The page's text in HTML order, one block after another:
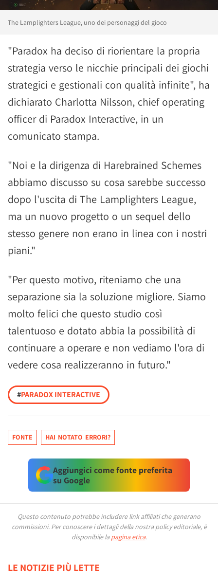
The Lamplighters League, uno dei personaggi del gioco
"Paradox ha deciso di riorientare la propria
strategia verso le nicchie principali dei giochi
strategici e gestionali con qualità infinite", ha
dichiarato Charlotta Nilsson, chief operating
officer di Paradox Interactive, in un
comunicato stampa.
"Noi e la dirigenza di Harebrained Schemes
abbiamo discusso su cosa sarebbe successo
dopo l'uscita di The Lamplighters League,
ma un nuovo progetto o un sequel dello
stesso genere non erano in linea con i nostri
piani."
"Per questo motivo, riteniamo che una
separazione sia la soluzione migliore. Siamo
molto felici che questo studio così
talentuoso e dotato abbia la possibilità di
continuare a operare e non vediamo l'ora di
vedere cosa realizzeranno in futuro."
#PARADOX INTERACTIVE
FONTE HAI NOTATO ERRORI?
Aggiungici come fonte preferita
su Google
Questo contenuto potrebbe includere link affiliati che generano
commissioni. Per conoscere i dettagli della nostra policy editoriale, è
disponibile la pagina etica.
LE NOTIZIE PIÙ LETTE